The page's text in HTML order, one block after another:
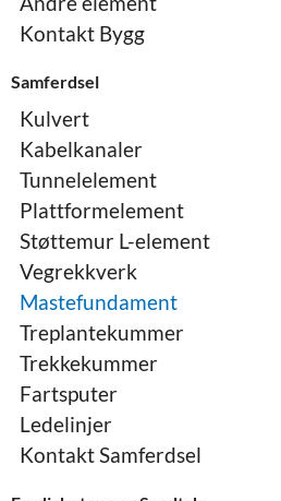
Kontakt Bygg
Samferdsel
Kulvert
Kabelkanaler
Tunnelelement
Plattformelement
Støttemur L-element
Vegrekkverk
Mastefundament
Treplantekummer
Trekkekummer
Fartsputer
Ledelinjer
Kontakt Samferdsel